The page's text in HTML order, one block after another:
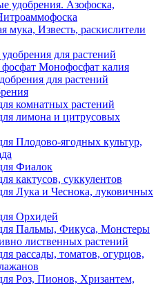
удобрения. Азофоска,
мука, Известь, раскислители
для растений
Монофосфат калия
для растений
комнатных растений
лимона и цитрусовых
Плодово-ягодных культур,
Фиалок
кактусов, суккулентов
Лука и Чеснока, луковичных
Орхидей
Пальмы, Фикуса, Монстеры
лиственных растений
рассады, томатов, огурцов,
Роз, Пионов, Хризантем,